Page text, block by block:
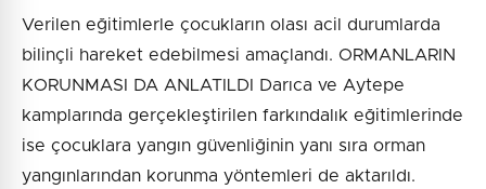
Verilen eğitimlerle çocukların olası acil durumlarda
bilinçli hareket edebilmesi amaçlandı. ORMANLARIN
KORUNMASI DA ANLATILDI Darıca ve Aytepe
kamplarında gerçekleştirilen farkındalık eğitimlerinde
ise çocuklara yangın güvenliğinin yanı sıra orman
yangınlarından korunma yöntemleri de aktarıldı.